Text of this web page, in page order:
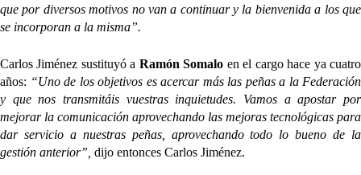
que por diversos motivos no van a continuar y la bienvenida a los que
se incorporan a la misma”.
Carlos Jiménez sustituyó a Ramón Somalo en el cargo hace ya cuatro
años: “Uno de los objetivos es acercar más las peñas a la Federación
y que nos transmitáis vuestras inquietudes. Vamos a apostar por
mejorar la comunicación aprovechando las mejoras tecnológicas para
dar servicio a nuestras peñas, aprovechando todo lo bueno de la
gestión anterior”, dijo entonces Carlos Jiménez.